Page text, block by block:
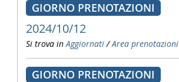
GIORNO PRENOTAZIONI
2024/10/12
Si trova in Aggiornati /Area prenotazioni
GIORNO PRENOTAZIONI